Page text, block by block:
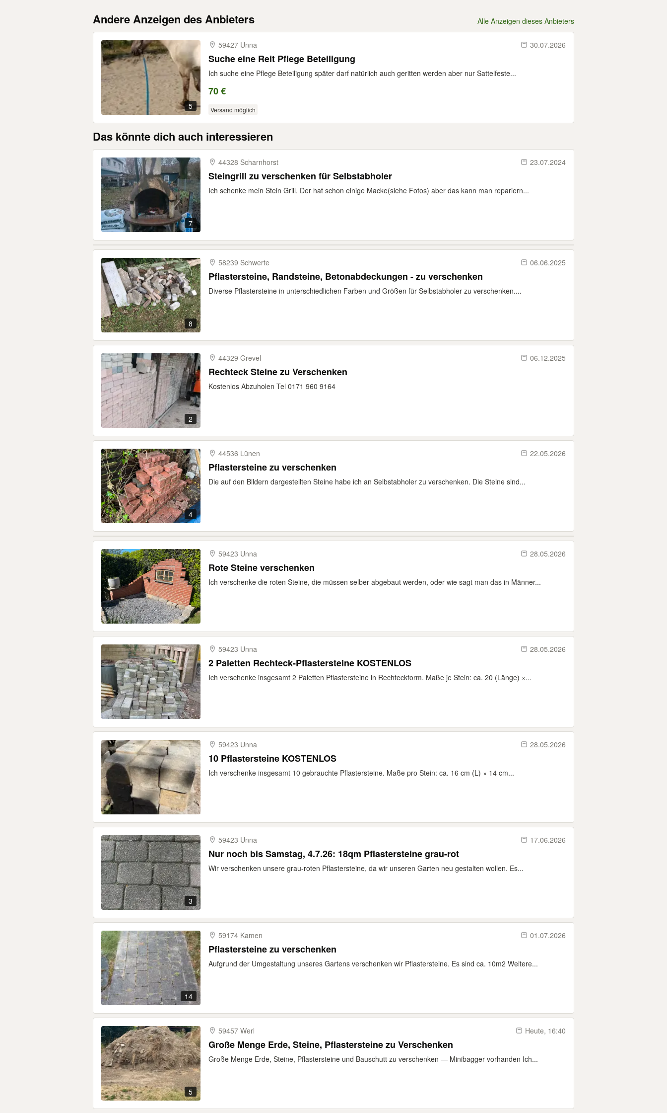
Andere Anzeigen des Anbieters Alle Anzeigen dieses Anbieters
5
59427 Unna 30.07.2026
Suche eine Reit Pflege Beteiligung
Ich suche eine Pflege Beteiligung später darf natürlich auch geritten werden aber nur Sattelfeste...
70 €
Versand möglich
Das könnte dich auch interessieren
7
44328 Scharnhorst 23.07.2024
Steingrill zu verschenken für Selbstabholer
Ich schenke mein Stein Grill. Der hat schon einige Macke(siehe Fotos) aber das kann man repariern...
8
58239 Schwerte 06.06.2025
Pflastersteine, Randsteine, Betonabdeckungen - zu verschenken
Diverse Pflastersteine in unterschiedlichen Farben und Größen für Selbstabholer zu verschenken....
2
44329 Grevel 06.12.2025
Rechteck Steine zu Verschenken
Kostenlos Abzuholen Tel 0171 960 9164
4
44536 Lünen 22.05.2026
Pflastersteine zu verschenken
Die auf den Bildern dargestellten Steine habe ich an Selbstabholer zu verschenken. Die Steine sind...
59423 Unna 28.05.2026
Rote Steine verschenken
Ich verschenke die roten Steine, die müssen selber abgebaut werden, oder wie sagt man das in Männer...
59423 Unna 28.05.2026
2 Paletten Rechteck-Pflastersteine KOSTENLOS
Ich verschenke insgesamt 2 Paletten Pflastersteine in Rechteckform. Maße je Stein: ca. 20 (Länge) ×...
59423 Unna 28.05.2026
10 Pflastersteine KOSTENLOS
Ich verschenke insgesamt 10 gebrauchte Pflastersteine. Maße pro Stein: ca. 16 cm (L) × 14 cm...
3
59423 Unna 17.06.2026
Nur noch bis Samstag, 4.7.26: 18qm Pflastersteine grau-rot
Wir verschenken unsere grau-roten Pflastersteine, da wir unseren Garten neu gestalten wollen. Es...
14
59174 Kamen 01.07.2026
Pflastersteine zu verschenken
Aufgrund der Umgestaltung unseres Gartens verschenken wir Pflastersteine. Es sind ca. 10m2 Weitere...
5
59457 Werl Heute, 16:40
Große Menge Erde, Steine, Pflastersteine zu Verschenken
Große Menge Erde, Steine, Pflastersteine und Bauschutt zu verschenken — Minibagger vorhanden Ich...